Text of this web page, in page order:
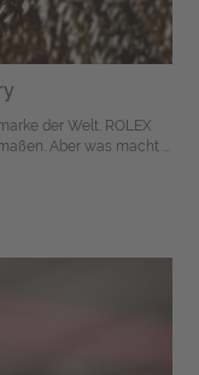
der Welt. ROLEX
Aber was macht ...